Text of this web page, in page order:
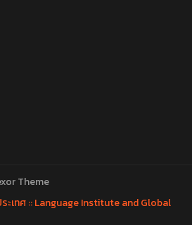
Theme
ะเทศ :: Language Institute and Global